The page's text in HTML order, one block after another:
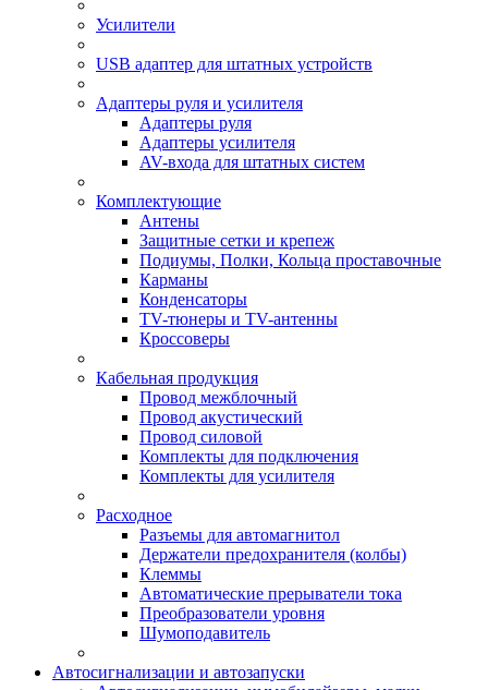
Усилители
USB адаптер для штатных устройств
Адаптеры руля и усилителя
Адаптеры руля
Адаптеры усилителя
AV-входа для штатных систем
Комплектующие
Антены
Защитные сетки и крепеж
Подиумы, Полки, Кольца проставочные
Карманы
Конденсаторы
TV-тюнеры и TV-антенны
Кроссоверы
Кабельная продукция
Провод межблочный
Провод акустический
Провод силовой
Комплекты для подключения
Комплекты для усилителя
Расходное
Разъемы для автомагнитол
Держатели предохранителя (колбы)
Клеммы
Автоматические прерыватели тока
Преобразователи уровня
Шумоподавитель
Автосигнализации и автозапуски